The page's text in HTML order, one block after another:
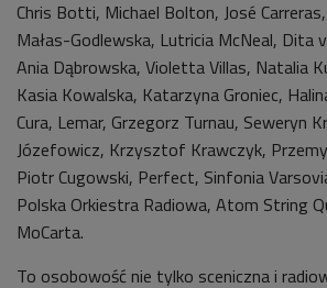
Chris Botti, Michael Bolton, José
Małas-Godlewska, Lutricia McNeal, Dita
Ania Dąbrowska, Violetta Villas, Natalia
Kasia Kowalska, Katarzyna Groniec,
Cura, Lemar, Grzegorz Turnau, Seweryn
Józefowicz, Krzysztof Krawczyk,
Piotr Cugowski, Perfect, Sinfonia
Polska Orkiestra Radiowa, Atom String
MoCarta.
To osobowość nie tylko sceniczna i